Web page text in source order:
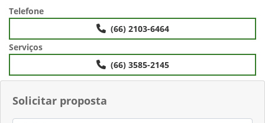
Solicitar proposta
Telefone
(66) 2103-6464
Serviços
(66) 3585-2145